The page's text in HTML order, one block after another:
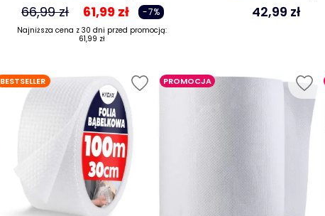
61,99 zł
66,99 zł -7%
Najniższa cena z 30 dni przed promocją:
61,99 zł
42,99 zł
BESTSELLER PROMOCJA